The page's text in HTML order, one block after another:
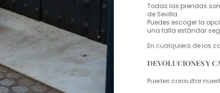
Todas las prendas
de Sevilla.
Puedes escoger la
una talla estándar
En cualquiera de los
DEVOLUCIONES Y
Puedes consultar